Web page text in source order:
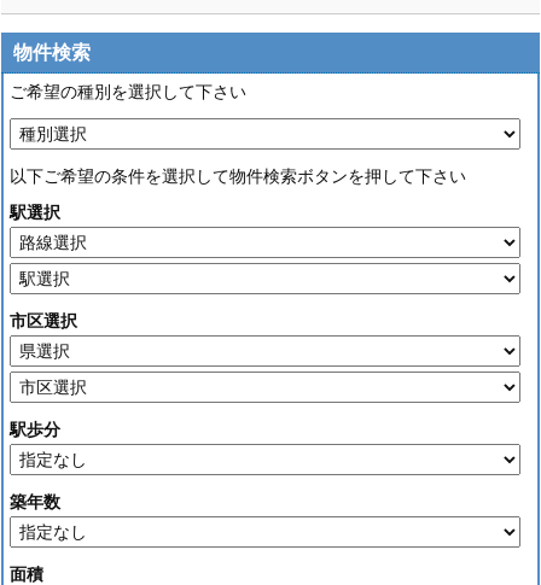
物件検索
ご希望の種別を選択して下さい
以下ご希望の条件を選択して物件検索ボタンを押して下さい
駅選択
市区選択
駅歩分
築年数
面積